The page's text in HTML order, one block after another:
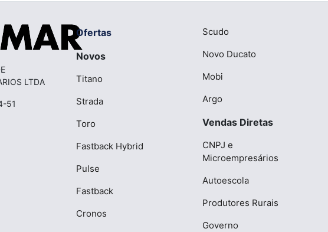
LTDA
51
Ofertas
Novos
Titano
Strada
Toro
Fastback Hybrid
Pulse
Fastback
Cronos
Scudo
Novo Ducato
Mobi
Argo
Vendas Diretas
CNPJ e
Microempresários
Autoescola
Produtores Rurais
Governo